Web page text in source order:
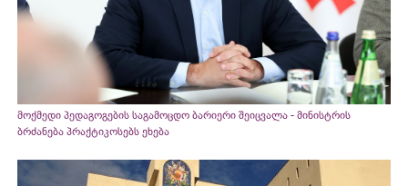
მოქმედი პედაგოგების საგამოცდო ბარიერი შეიცვალა - მინისტრის
ბრძანება პრაქტიკოსებს ეხება